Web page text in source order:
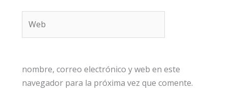
nombre, correo electrónico y web en este
navegador para la próxima vez que comente.